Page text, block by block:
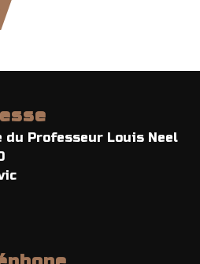
du Professeur Louis Neel